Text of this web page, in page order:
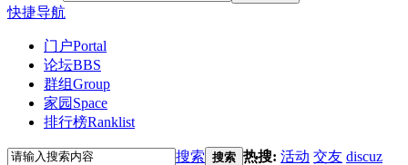
快捷导航
门户Portal
论坛BBS
群组Group
家园 Space
排行榜Ranklist
搜索 搜索 热搜: 活动 交友 discuz